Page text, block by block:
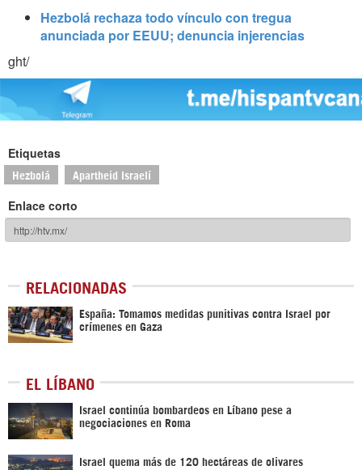
Hezbolá rechaza todo vínculo con tregua
anunciada por EEUU; denuncia injerencias
ght/
Etiquetas
Hezbolá Apartheid Israelí
Enlace corto
RELACIONADAS
España: Tomamos medidas punitivas contra Israel por
crímenes en Gaza
EL LÍBANO
Israel continúa bombardeos en Líbano pese a
negociaciones en Roma
Israel quema más de 120 hectáreas de olivares